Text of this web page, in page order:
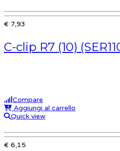
€ 7,93
C-clip R7 (10)
Compare
Aggiungi al carrello
Quick view
€ 6,15